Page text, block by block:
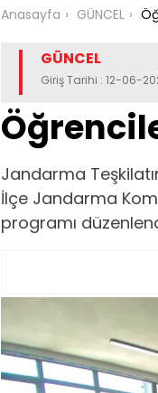
Anasayfa GÜNCEL
GÜNCEL
Giriş Tarihi : 12-06-
Jandarma
İlçe Jandarma
programı